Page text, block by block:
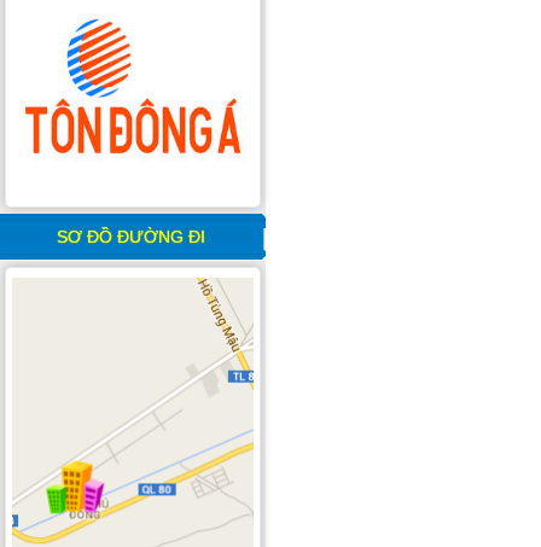
SƠ ĐỒ ĐƯỜNG ĐI